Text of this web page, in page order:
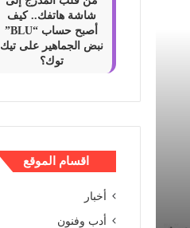
شاشة هاتفك.. كيف
أصبح حساب “BLU”
نبض الجماهير على تيك
توك؟
اقسام الموقع
أخبار
أدب وفنون